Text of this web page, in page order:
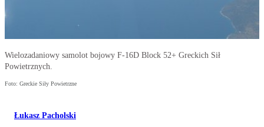
Wielozadaniowy samolot bojowy F-16D Block 52+ Greckich Sił
Powietrznych.
Foto: Greckie Siły Powietrzne
Łukasz Pacholski